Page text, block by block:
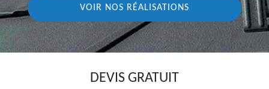
VOIR NOS RÉALISATIONS
DEVIS GRATUIT